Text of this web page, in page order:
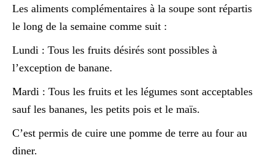
Les aliments complémentaires à la soupe sont répartis
le long de la semaine comme suit :
Lundi : Tous les fruits désirés sont possibles à
l’exception de banane.
Mardi : Tous les fruits et les légumes sont acceptables
sauf les bananes, les petits pois et le maïs.
C’est permis de cuire une pomme de terre au four au
diner.